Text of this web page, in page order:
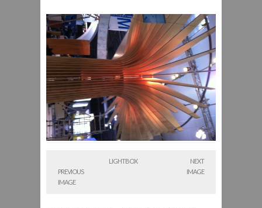
PREVIOUS
IMAGE
LIGHTBOX
NEXT
IMAGE